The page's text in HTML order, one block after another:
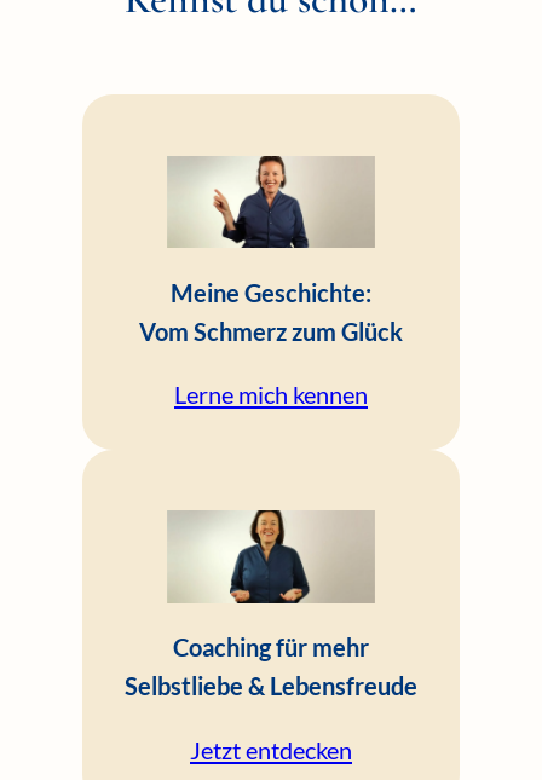
Meine Geschichte:
Vom Schmerz zum Glück
Lerne mich kennen
Coaching für mehr
Selbstliebe & Lebensfreude
Jetzt entdecken